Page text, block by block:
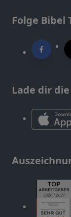
Folge Bibel
Lade dir